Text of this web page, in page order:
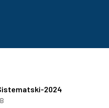
2024